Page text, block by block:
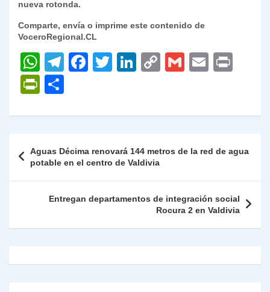
nueva rotonda.
Comparte, envía o imprime este contenido de
VoceroRegional.CL
W
h
at
s
p
p
T
gr
m
F
e
o
o
k
T
er
Li
e
n
C
y
n
k
G
l
E
l
P
nt
ie
n
dl
m
p
ar
tir
de
entradas
Aguas Décima renovará 144 metros de la red de agua
potable en el centro de Valdivia
Entregan departamentos de integración social
Rocura 2 en Valdivia